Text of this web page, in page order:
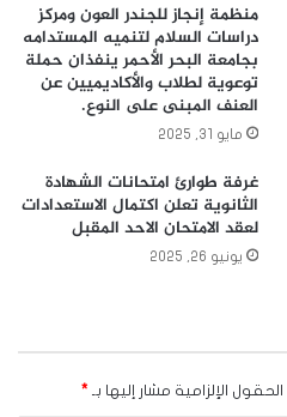
منظمة إنجاز للجندر العون ومركز
دراسات السلام لتنميه المستدامه
بجامعة البحر الأحمر ينفذان حملة
توعوية لطلاب والأكاديميين عن
العنف المبنى على النوع.
مايو 31, 2025
غرفة طوارئ امتحانات الشهادة
الثانوية تعلن اكتمال الاستعدادات
لعقد الامتحان الاحد المقبل
يونيو 26, 2025
الحقول الإلزامية مشار إليها بـ *